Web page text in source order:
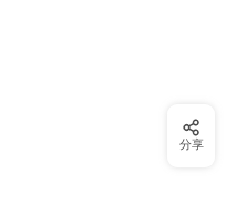
分享